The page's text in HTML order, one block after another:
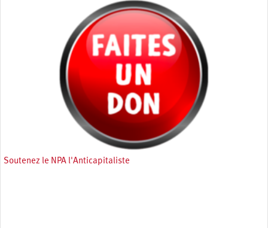
Soutenez le NPA l'Anticapitaliste